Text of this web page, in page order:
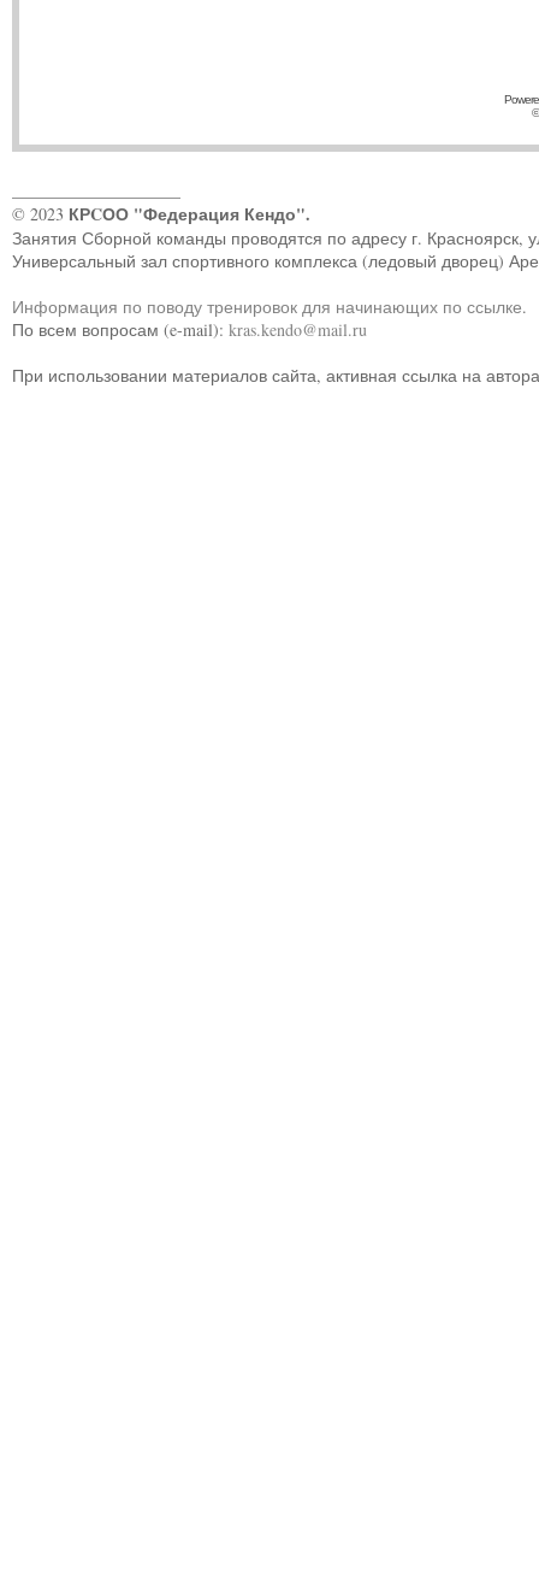
© 2023 КРCОО "Федерация Кендо".
Занятия Сборной команды проводятся по адресу г. Красноярск,
Универсальный зал спортивного комплекса (ледовый дворец)
Информация по поводу тренировок для начинающих по ссылке.
По всем вопросам (e-mail): kras.kendo@mail.ru
При использовании материалов сайта, активная ссылка на